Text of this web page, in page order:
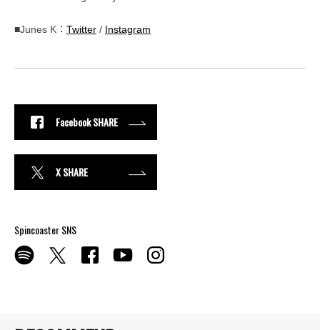
■Junes K： Twitter / Instagram
Facebook SHARE
X SHARE
Spincoaster SNS